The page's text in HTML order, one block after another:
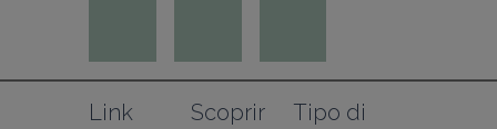
Link
Scoprir
Tipo di